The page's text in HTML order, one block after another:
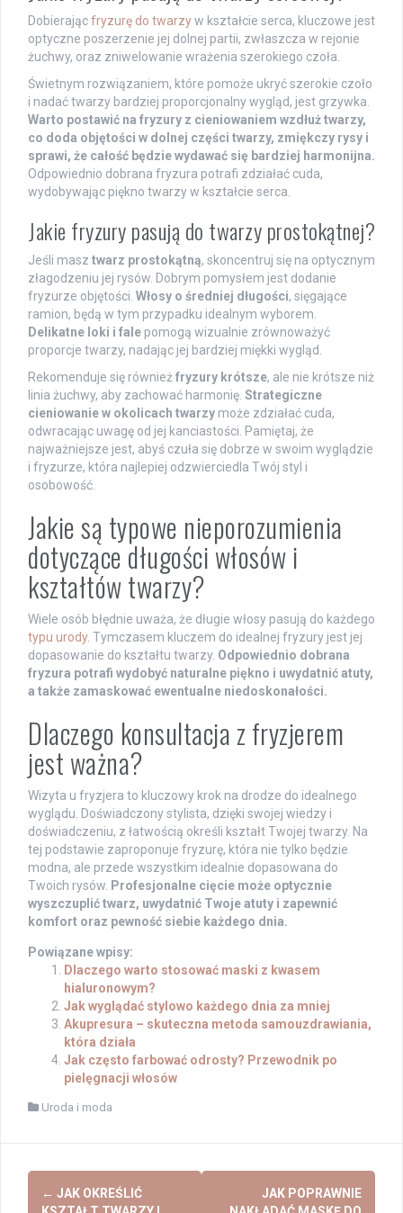
Dobierającfryzurę do twarzyw kształcie serca, kluczowe jest
optyczne poszerzenie jej dolnej partii, zwłaszcza w rejonie
żuchwy, oraz zniwelowanie wrażenia szerokiego czoła.
Świetnym rozwiązaniem, które pomoże ukryć szerokie czoło
i nadać twarzy bardziej proporcjonalny wygląd, jest grzywka.
Warto postawić na fryzury z cieniowaniem wzdłuż twarzy,
co doda objętości w dolnej części twarzy, zmiękczy rysy i
sprawi, że całość będzie wydawać się bardziej harmonijna.
Odpowiednio dobrana fryzura potrafi zdziałać cuda,
wydobywając piękno twarzy w kształcie serca.
Jakie fryzury pasują do twarzy prostokątnej?
Jeśli masz twarz prostokątną, skoncentruj się na optycznym
złagodzeniu jej rysów. Dobrym pomysłem jest dodanie
fryzurze objętości. Włosy o średniej długości, sięgające
ramion, będą w tym przypadku idealnym wyborem.
Delikatne loki i fale pomogą wizualnie zrównoważyć
proporcje twarzy, nadając jej bardziej miękki wygląd.
Rekomenduje się również fryzury krótsze, ale nie krótsze niż
linia żuchwy, aby zachować harmonię. Strategiczne
cieniowanie w okolicach twarzy może zdziałać cuda,
odwracając uwagę od jej kanciastości. Pamiętaj, że
najważniejsze jest, abyś czuła się dobrze w swoim wyglądzie
i fryzurze, która najlepiej odzwierciedla Twój styl i
osobowość.
Jakie są typowe nieporozumienia
dotyczące długości włosów i
kształtów twarzy?
Wiele osób błędnie uważa, że długie włosy pasują do każdego
typu urody. Tymczasem kluczem do idealnej fryzury jest jej
dopasowanie do kształtu twarzy. Odpowiednio dobrana
fryzura potrafi wydobyć naturalne piękno i uwydatnić atuty,
a także zamaskować ewentualne niedoskonałości.
Dlaczego konsultacja z fryzjerem
jest ważna?
Wizyta u fryzjera to kluczowy krok na drodze do idealnego
wyglądu. Doświadczony stylista, dzięki swojej wiedzy i
doświadczeniu, z łatwością określi kształt Twojej twarzy. Na
tej podstawie zaproponuje fryzurę, która nie tylko będzie
modna, ale przede wszystkim idealnie dopasowana do
Twoich rysów. Profesjonalne cięcie może optycznie
wyszczuplić twarz, uwydatnić Twoje atuty i zapewnić
komfort oraz pewność siebie każdego dnia.
Powiązane wpisy:
Dlaczego warto stosować maski z kwasem
hialuronowym?
Jak wyglądać stylowo każdego dnia za mniej
Akupresura – skuteczna metoda samouzdrawiania,
która działa
Jak często farbować odrosty? Przewodnik po
pielęgnacji włosów
Uroda i moda
Post
← JAK OKREŚLIĆ
JAK POPRAWNIE